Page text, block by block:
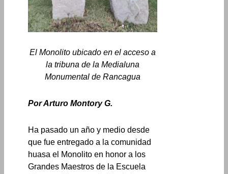
El Monolito ubicado en el acceso a
la tribuna de la Medialuna
Monumental de Rancagua
Por Arturo Montory G.
Ha pasado un año y medio desde
que fue entregado a la comunidad
huasa el Monolito en honor a los
Grandes Maestros de la Escuela